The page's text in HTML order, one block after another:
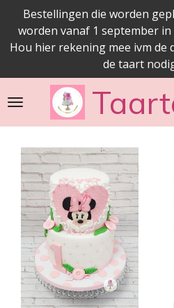
direct
naar
hoofdinhoud
Bestellingen die worden
worden vanaf 1 september
Hou hier rekening mee ivm
de taart